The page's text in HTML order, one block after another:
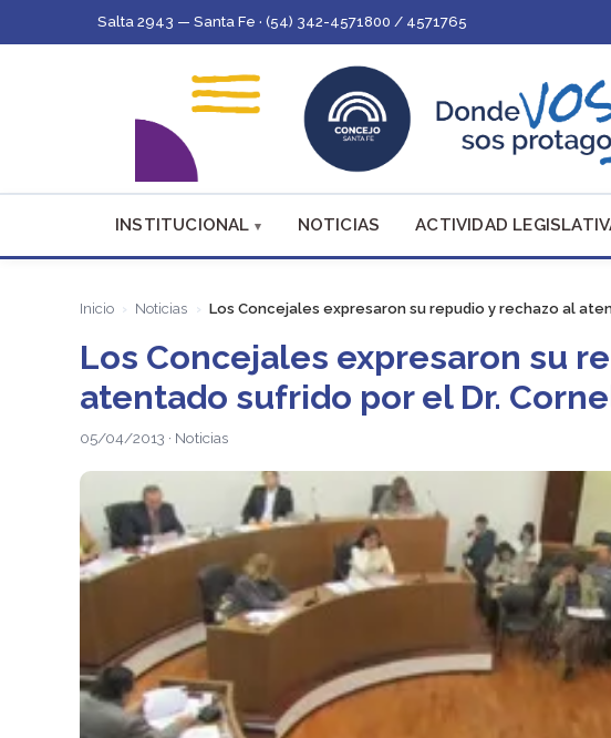
Salta 2943 — Santa Fe · (54) 342-4571800 / 4571765
INSTITUCIONAL NOTICIAS ACTIVIDAD
Inicio Noticias Los Concejales expresaron su repudio y rechazo al
Los Concejales expresaron su
atentado sufrido por el Dr.
05/04/2013 · Noticias